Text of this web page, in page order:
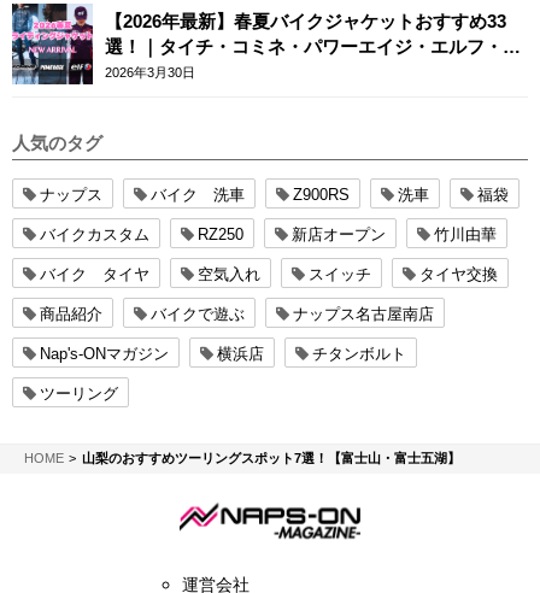
【2026年最新】春夏バイクジャケットおすすめ33
選！｜タイチ・コミネ・パワーエイジ・エルフ・エ
ースカフェロンドン
2026年3月30日
人気のタグ
ナップス バイク 洗車 Z900RS 洗車 福袋
バイクカスタム RZ250 新店オープン 竹川由華
バイク タイヤ 空気入れ スイッチ タイヤ交換
商品紹介 バイクで遊ぶ ナップス名古屋南店
Nap's-ONマガジン 横浜店 チタンボルト
ツーリング
HOMENAPS-ON マガジン
山梨のおすすめツーリングスポット7選！【富士山・富士五湖】
運営会社